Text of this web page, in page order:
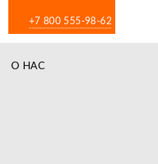
+7 800 555-98-62
О НАС